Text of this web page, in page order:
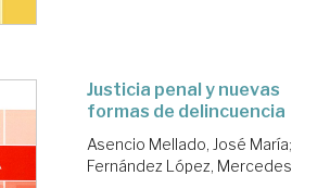
Justicia penal y nuevas
formas de delincuencia
Asencio Mellado, José María;
Fernández López, Mercedes